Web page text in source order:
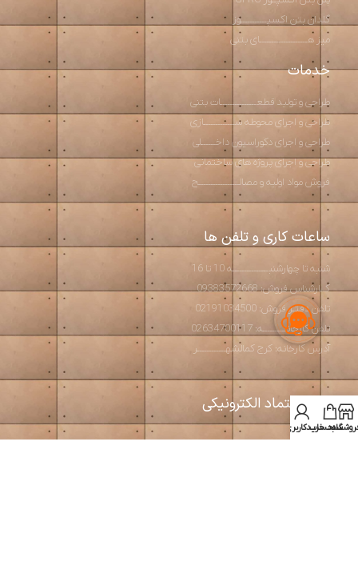
گلدان بتن اکسپـــــــــــوز
میز هــــــــــــــــــــای بتنی
خدمات
طراحی و تولید قطعـــــــــــــــات بتنی
طراحی و اجرای محوطه ســـــــــــــازی
طراحی و اجرای دکوراسیون داخــــــلی
طراحی و اجرای پروژه های ساختمانی
فروش مواد اولیه و مصالـــــــــــــــــح
ساعات کاری و تلفن ها
شنبه تا چهارشنبـــــــــــــــه 10 تا 16
کــارشناس فروش: 09383572668
تلفن دفتـر فروش: 02191034500
تلفن کارخانــــــــــه: 02634700117
آدرس کارخانه: کرج کمالشهــــــــــــر
نماد اعتماد الکترونیکی
سبد خرید
حساب کاربری من